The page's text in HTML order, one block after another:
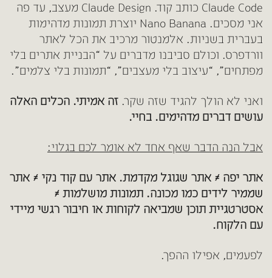
Claude Code כותב קוד. Claude Design מעצב, עד פה
אני מסכים. Nano Banana יוצרת תמונות מדהימות
בעברית בשניות. אלמנטור מרכיב את הכל לאתר
וורדפרס. וכולם סביבנו מדברים על “הבניית אתרים בלי
מפתחים”, “עיצוב בלי מעצבים”, “תמונות בלי צלמים”.
ואני לא הולך להגיד שזה שקר. זה אמיתי. הכלים האלה
עושים דברים מדהימים. בחיי.
אבל הנה הדבר שאף אחד לא אומר לכם בגלוי:
אתר יפה ≠ אתר שגוגל מקדמת. אתר עם קוד נקי ≠ אתר
שממיר לידים כמו מכונה. תמונות מושלמות ≠
אסטרטגיית תוכן שמביאה לקוחות או חיבור רגשי מיידי
עם הלקוח.
לפעמים, אפילו ההפך.